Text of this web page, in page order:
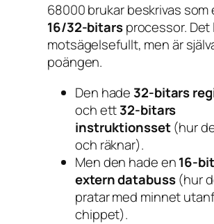
68000 brukar beskrivas som
16/32-bitarsprocessor. Det
motsägelsefullt, men är
poängen.
Den hade 32-bitars
och ett32-bitars
instruktionsset(hur
och räknar).
Men den hade en16-
extern databuss(hur
pratar med minnet
chippet).